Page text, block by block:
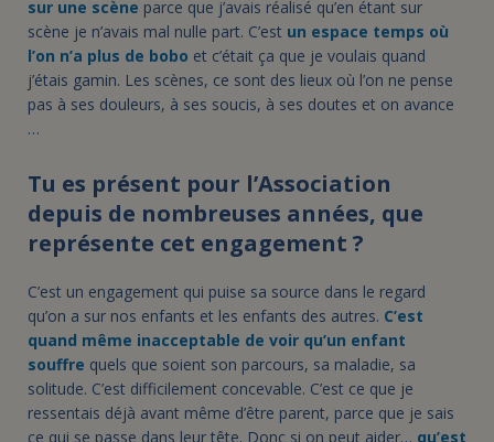
sur une scène parce que j’avais réalisé qu’en étant sur
scène je n’avais mal nulle part. C’est un espace temps où
l’on n’a plus de bobo et c’était ça que je voulais quand
j’étais gamin. Les scènes, ce sont des lieux où l’on ne pense
pas à ses douleurs, à ses soucis, à ses doutes et on avance
…
Tu es présent pour l’Association
depuis de nombreuses années, que
représente cet engagement ?
C’est un engagement qui puise sa source dans le regard
qu’on a sur nos enfants et les enfants des autres. C’est
quand même inacceptable de voir qu’un enfant
souffre quels que soient son parcours, sa maladie, sa
solitude. C’est difficilement concevable. C’est ce que je
ressentais déjà avant même d’être parent, parce que je sais
ce qui se passe dans leur tête. Donc si on peut aider… qu’est